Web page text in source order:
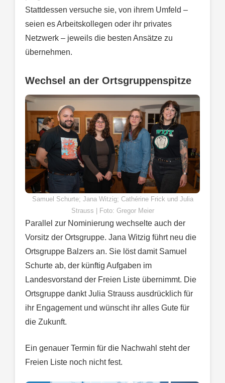
Stattdessen versuche sie, von ihrem Umfeld –
seien es Arbeitskollegen oder ihr privates
Netzwerk – jeweils die besten Ansätze zu
übernehmen.
Wechsel an der Ortsgruppenspitze
Samuel Schurte; Jana Witzig; Cathérine Frick und Julia
Strauss | Foto: Gregor Meier
Parallel zur Nominierung wechselte auch der
Vorsitz der Ortsgruppe. Jana Witzig führt neu die
Ortsgruppe Balzers an. Sie löst damit Samuel
Schurte ab, der künftig Aufgaben im
Landesvorstand der Freien Liste übernimmt. Die
Ortsgruppe dankt Julia Strauss ausdrücklich für
ihr Engagement und wünscht ihr alles Gute für
die Zukunft.
Ein genauer Termin für die Nachwahl steht der
Freien Liste noch nicht fest.